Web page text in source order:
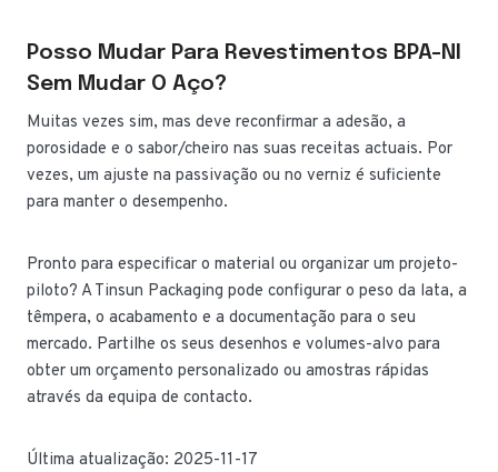
Posso Mudar Para Revestimentos BPA-NI
Sem Mudar O Aço?
Muitas vezes sim, mas deve reconfirmar a adesão, a
porosidade e o sabor/cheiro nas suas receitas actuais. Por
vezes, um ajuste na passivação ou no verniz é suficiente
para manter o desempenho.
Pronto para especificar o material ou organizar um projeto-
piloto? A Tinsun Packaging pode configurar o peso da lata, a
têmpera, o acabamento e a documentação para o seu
mercado. Partilhe os seus desenhos e volumes-alvo para
obter um orçamento personalizado ou amostras rápidas
através da equipa de contacto.
Última atualização: 2025-11-17